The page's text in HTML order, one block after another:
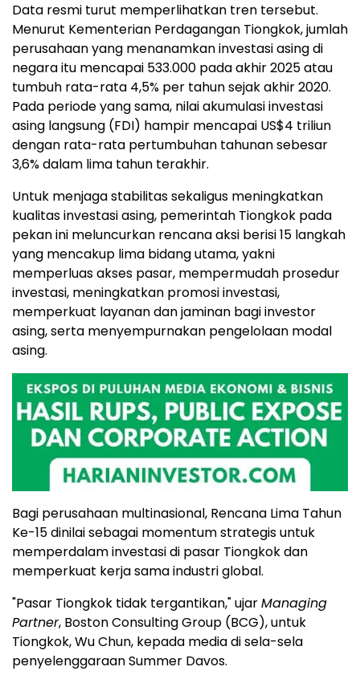
Data resmi turut memperlihatkan tren tersebut.
Menurut Kementerian Perdagangan Tiongkok, jumlah
perusahaan yang menanamkan investasi asing di
negara itu mencapai 533.000 pada akhir 2025 atau
tumbuh rata-rata 4,5% per tahun sejak akhir 2020.
Pada periode yang sama, nilai akumulasi investasi
asing langsung (FDI) hampir mencapai US$4 triliun
dengan rata-rata pertumbuhan tahunan sebesar
3,6% dalam lima tahun terakhir.
Untuk menjaga stabilitas sekaligus meningkatkan
kualitas investasi asing, pemerintah Tiongkok pada
pekan ini meluncurkan rencana aksi berisi 15 langkah
yang mencakup lima bidang utama, yakni
memperluas akses pasar, mempermudah prosedur
investasi, meningkatkan promosi investasi,
memperkuat layanan dan jaminan bagi investor
asing, serta menyempurnakan pengelolaan modal
asing.
Bagi perusahaan multinasional, Rencana Lima Tahun
Ke-15 dinilai sebagai momentum strategis untuk
memperdalam investasi di pasar Tiongkok dan
memperkuat kerja sama industri global.
"Pasar Tiongkok tidak tergantikan," ujarManaging
Partner, Boston Consulting Group (BCG), untuk
Tiongkok, Wu Chun, kepada media di sela-sela
penyelenggaraan Summer Davos.